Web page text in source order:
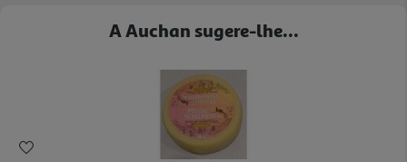
A Auchan sugere-lhe...